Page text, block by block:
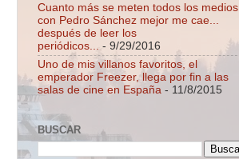
Cuanto más se meten todos los medios
con Pedro Sánchez mejor me cae...
después de leer los
periódicos...
- 9/29/2016
Uno de mis villanos favoritos, el
emperador Freezer, llega por fin a las
salas de cine en España - 11/8/2015
BUSCAR